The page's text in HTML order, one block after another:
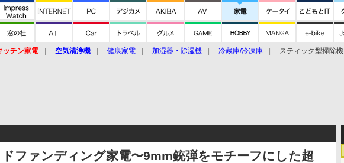
ッチン家電 空気清浄機 健康家電 加湿器・除湿機 冷蔵庫/冷凍庫 スティック型掃除機
ファンディング家電〜9mm銃弾をモチーフにした超